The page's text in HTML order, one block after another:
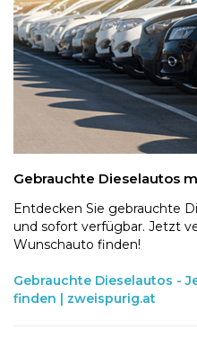
Gebrauchte Dieselautos
Entdecken Sie gebrauchte
und sofort verfügbar. Jetzt
Wunschauto finden!
Gebrauchte Dieselautos -
finden | zweispurig.at